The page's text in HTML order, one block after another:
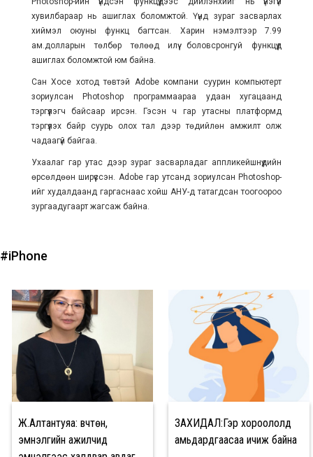
хувилбараар нь ашиглах боломжтой. Үүнд зураг засварлах
хиймэл оюуны функц багтсан. Харин нэмэлтээр 7.99
ам.долларын төлбөр төлөөд илүү боловсронгуй функцүүд
ашиглах боломжтой юм байна.
Сан Хосе хотод төвтэй Adobe компани суурин компьютерт
зориулсан Photoshop программаараа удаан хугацаанд
тэргүүлэгч байсаар ирсэн. Гэсэн ч гар утасны платформд
тэргүүлэх байр суурь олох тал дээр төдийлөн амжилт олж
чадаагүй байгаа.
Ухаалаг гар утас дээр зураг засварладаг аппликейшнүүдийн
өрсөлдөөн ширүүссэн. Adobe гар утсанд зориулсан Photoshop-
ийг худалдаанд гаргаснаас хойш АНУ-д татагдсан тоогоороо
зургаадугаарт жагсаж байна.
#iPhone
Ж.Алтантуяа: Өвчтөн,
эмнэлгийн ажилчид
ЗАХИДАЛ:Гэр хороололд
амьдардгаасаа ичиж байна